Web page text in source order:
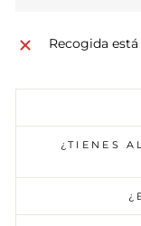
Recogida
¿TIENES